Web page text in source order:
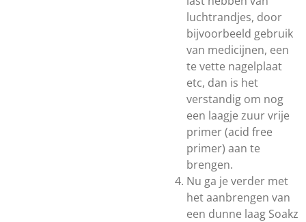
luchtrandjes, door
bijvoorbeeld gebruik
van medicijnen, een
te vette nagelplaat
etc, dan is het
verstandig om nog
een laagje zuur vrije
primer (acid free
primer) aan te
brengen.
Nu ga je verder met
het aanbrengen van
een dunne laag Soakz